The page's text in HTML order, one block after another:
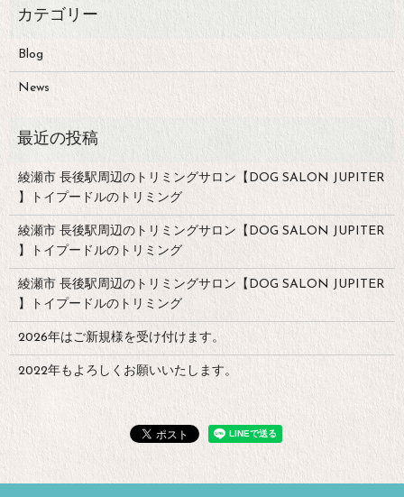
Blog
News
綾瀬市 長後駅周辺のトリミングサロン【DOG SALON JUPITER
】トイプードルのトリミング
綾瀬市 長後駅周辺のトリミングサロン【DOG SALON JUPITER
】トイプードルのトリミング
綾瀬市 長後駅周辺のトリミングサロン【DOG SALON JUPITER
】トイプードルのトリミング
2026年はご新規様を受け付けます。
2022年もよろしくお願いいたします。